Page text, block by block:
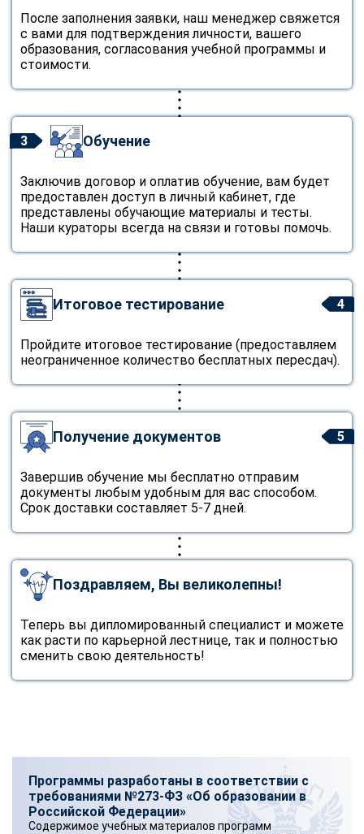
После заполнения заявки, наш менеджер свяжется
с вами для подтверждения личности, вашего
образования, согласования учебной программы и
стоимости.
3 Обучение
Заключив договор и оплатив обучение, вам будет
предоставлен доступ в личный кабинет, где
представлены обучающие материалы и тесты.
Наши кураторы всегда на связи и готовы помочь.
4
Итоговое тестирование
Пройдите итоговое тестирование (предоставляем
неограниченное количество бесплатных пересдач).
5
Получение документов
Завершив обучение мы бесплатно отправим
документы любым удобным для вас способом.
Срок доставки составляет 5-7 дней.
Поздравляем, Вы великолепны!
Теперь вы дипломированный специалист и можете
как расти по карьерной лестнице, так и полностью
сменить свою деятельность!
Программы разработаны в соответствии с
требованиями №273-ФЗ «Об образовании в
Российской Федерации»
Содержимое учебных материалов программ